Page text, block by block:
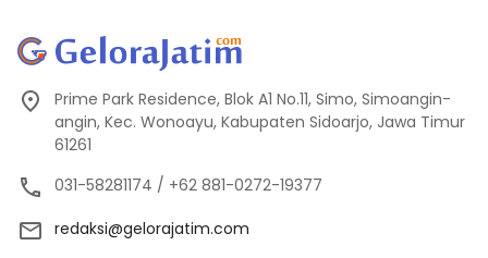
Prime Park Residence, Blok A1 No.11, Simo, Simoangin-
angin, Kec. Wonoayu, Kabupaten Sidoarjo, Jawa Timur
61261
031-58281174 / +62 881-0272-19377
redaksi@gelorajatim.com